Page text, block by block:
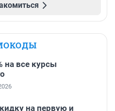
на все курсы
на первую и